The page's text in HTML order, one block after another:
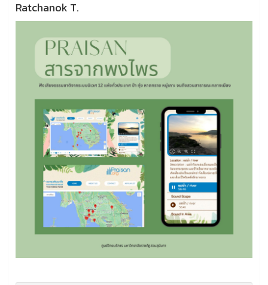
Ratchanok T.